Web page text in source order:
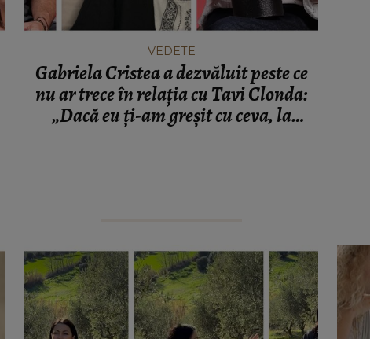
VEDETE
Gabriela Cristea a dezvăluit peste ce
nu ar trece în relația cu Tavi Clonda:
„Dacă eu ți-am greșit cu ceva, la